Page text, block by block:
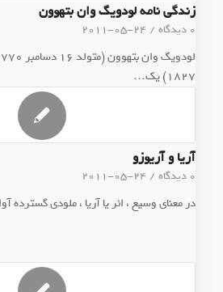
زندگی نامه لودویگ وان بتهوون
0 دیدگاه /
2011-05-24
۱۸۲۷) یک…
آریا و آریوزو
0 دیدگاه /
2011-05-24
در معنای وسیع ، ائر یا آریا ، ملودی